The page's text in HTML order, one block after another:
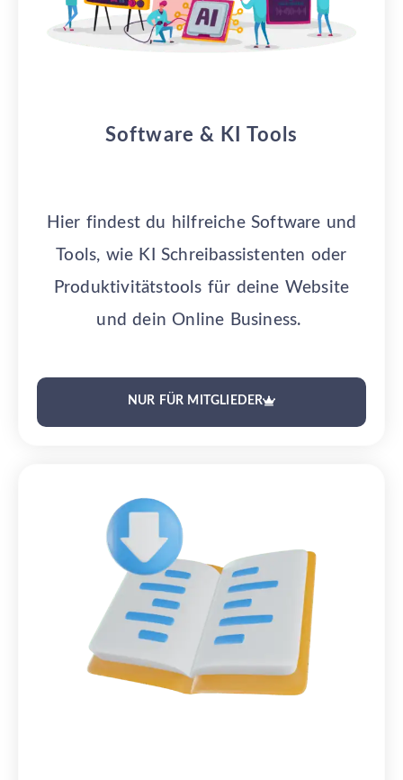
Software & KI Tools
Hier findest du hilfreiche Software und
Tools, wie KI Schreibassistenten oder
Produktivitätstools für deine Website
und dein Online Business.
NUR FÜR MITGLIEDER